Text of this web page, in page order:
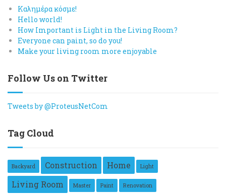
Καλημέρα κόσμε!
Hello world!
How Important is Light in the Living Room?
Everyone can paint, so do you!
Make your living room more enjoyable
Follow Us on Twitter
Tweets by @ProteusNetCom
Tag Cloud
Backyard Construction Home Light
Living Room Master Paint Renovation